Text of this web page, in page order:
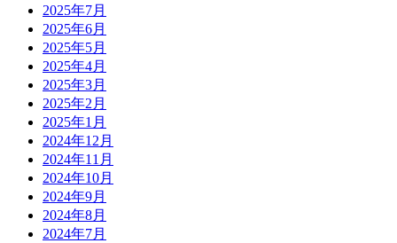
2025年7月
2025年6月
2025年5月
2025年4月
2025年3月
2025年2月
2025年1月
2024年12月
2024年11月
2024年10月
2024年9月
2024年8月
2024年7月